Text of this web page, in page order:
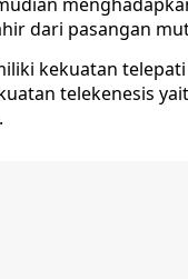
dari pasangan
kekuatan
telekenesis